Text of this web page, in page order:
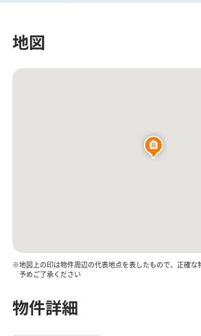
地図
※地図上の印は物件周辺の代表地点を表したもので、正確な
予めご了承ください
物件詳細